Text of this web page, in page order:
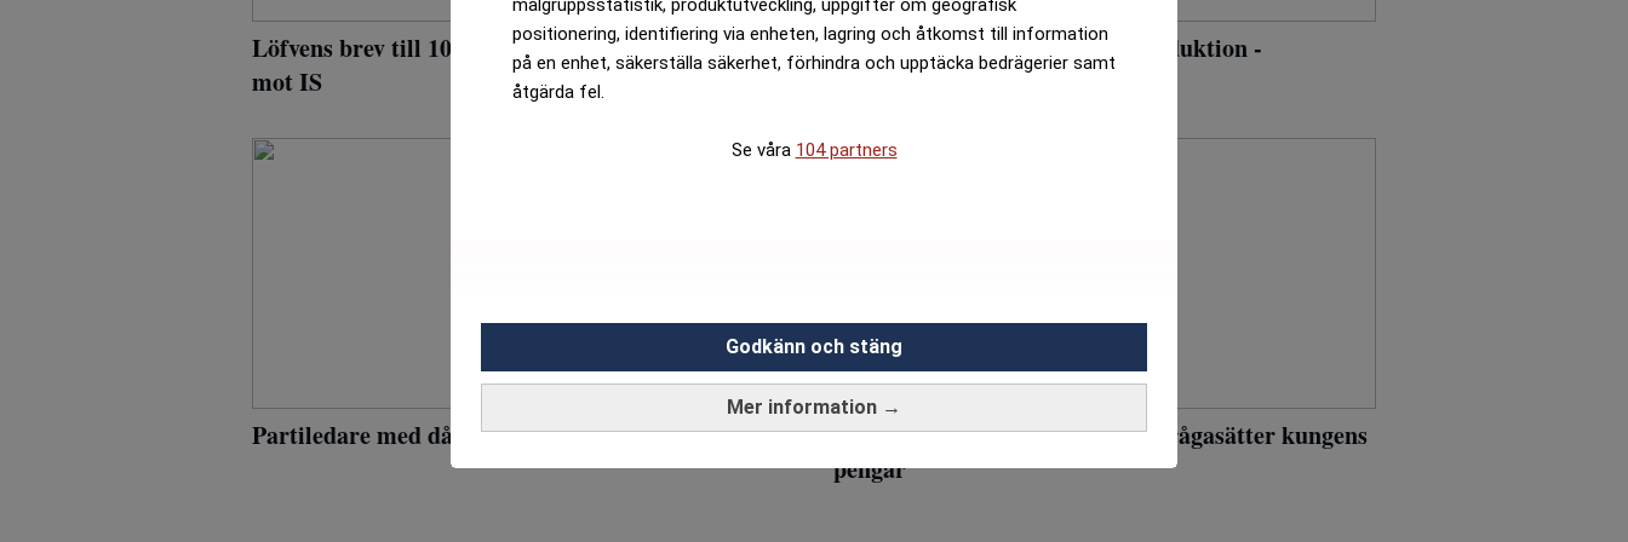
positionering, identifiering via enheten, lagring och åtkomst till information
på en enhet, säkerställa säkerhet, förhindra och upptäcka bedrägerier samt
åtgärda fel.
Se våra 104 partners
Mer information →
Godkänn och stäng
Löfvens brev till 10-åring som föreslår klipulver
mot IS
Löfvenfilm får kritik för sin produktion -
"Studentspexkänsla år 1985"
Partiledare med dålig koll på pensionerna
Löfvens brev till 11-åring som ifrågasätter kungens
pengar